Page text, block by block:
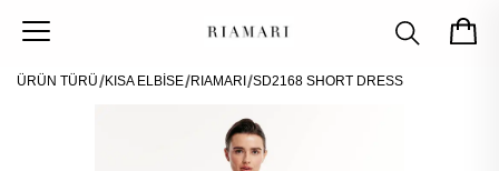
ÜRÜN TÜRÜ KISA ELBİSE RIAMARI SD2168 SHORT DRESS